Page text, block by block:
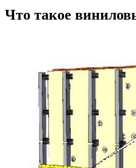
Что такое